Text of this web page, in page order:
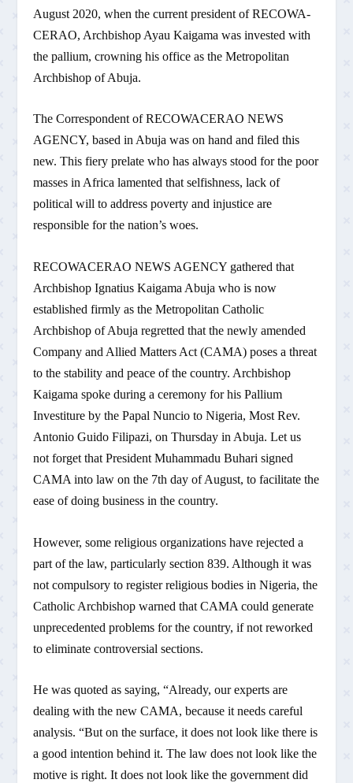
August 2020, when the current president of RECOWA-
CERAO, Archbishop Ayau Kaigama was invested with
the pallium, crowning his office as the Metropolitan
Archbishop of Abuja.
The Correspondent of RECOWACERAO NEWS
AGENCY, based in Abuja was on hand and filed this
new. This fiery prelate who has always stood for the poor
masses in Africa lamented that selfishness, lack of
political will to address poverty and injustice are
responsible for the nation’s woes.
RECOWACERAO NEWS AGENCY gathered that
Archbishop Ignatius Kaigama Abuja who is now
established firmly as the Metropolitan Catholic
Archbishop of Abuja regretted that the newly amended
Company and Allied Matters Act (CAMA) poses a threat
to the stability and peace of the country. Archbishop
Kaigama spoke during a ceremony for his Pallium
Investiture by the Papal Nuncio to Nigeria, Most Rev.
Antonio Guido Filipazi, on Thursday in Abuja. Let us
not forget that President Muhammadu Buhari signed
CAMA into law on the 7th day of August, to facilitate the
ease of doing business in the country.
However, some religious organizations have rejected a
part of the law, particularly section 839. Although it was
not compulsory to register religious bodies in Nigeria, the
Catholic Archbishop warned that CAMA could generate
unprecedented problems for the country, if not reworked
to eliminate controversial sections.
He was quoted as saying, “Already, our experts are
dealing with the new CAMA, because it needs careful
analysis. “But on the surface, it does not look like there is
a good intention behind it. The law does not look like the
motive is right. It does not look like the government did